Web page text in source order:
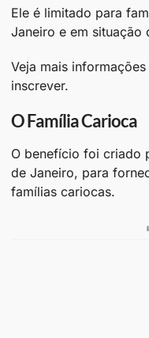
Ele é limitado para
Janeiro e em situação
Veja mais
inscrever.
O Família Carioca
O benefício foi criado
de Janeiro, para
famílias cariocas.